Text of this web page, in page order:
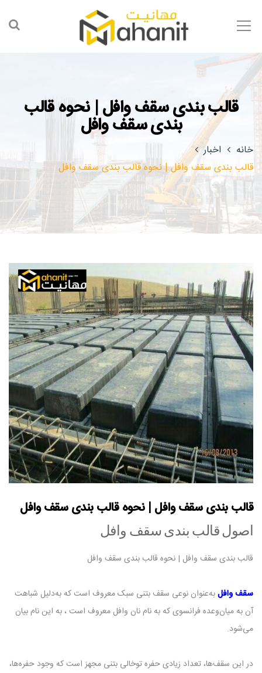
قالب بندی سقف وافل | نحوه قالب
بندی سقف وافل
خانه
اخبار
قالب بندی سقف وافل | نحوه قالب بندی سقف وافل
قالب بندی سقف وافل | نحوه قالب بندی سقف وافل
اصول قالب بندی سقف وافل
قالب بندی سقف وافل | نحوه قالب بندی سقف وافل
سقف وافلبه‌عنوان نوعی سقف بتنی سبک معروف است که به‌دلیل شباهت
آن به میان‌وعده فرانسوی که به نام نان وافل معروف است ، به این نام بیان
می‌شود‌.
در این سقف‌ها، تعداد زیادی حفره توخالی بتنی مجهز است که وجود حفره‌ها،